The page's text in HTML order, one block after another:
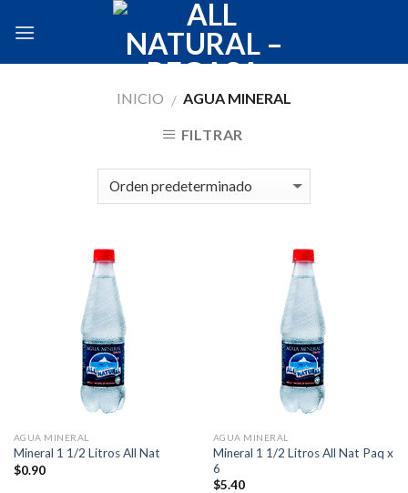
INICIO / AGUA MINERAL
FILTRAR
AGUA MINERAL
Mineral 1 1/2 Litros All Nat
$0.90
AGUA MINERAL
Mineral 1 1/2 Litros All Nat Paq x
6
$5.40